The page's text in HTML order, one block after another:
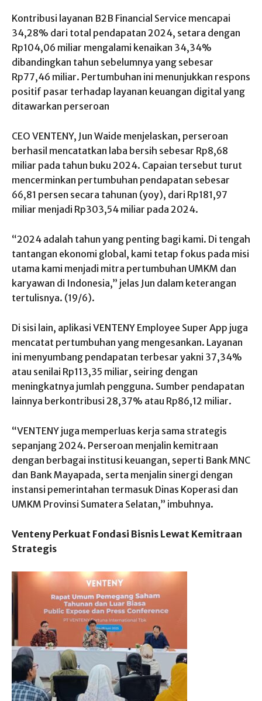
Kontribusi layanan B2B Financial Service mencapai
34,28% dari total pendapatan 2024, setara dengan
Rp104,06 miliar mengalami kenaikan 34,34%
dibandingkan tahun sebelumnya yang sebesar
Rp77,46 miliar. Pertumbuhan ini menunjukkan respons
positif pasar terhadap layanan keuangan digital yang
ditawarkan perseroan
CEO VENTENY, Jun Waide menjelaskan, perseroan
berhasil mencatatkan laba bersih sebesar Rp8,68
miliar pada tahun buku 2024. Capaian tersebut turut
mencerminkan pertumbuhan pendapatan sebesar
66,81 persen secara tahunan (yoy), dari Rp181,97
miliar menjadi Rp303,54 miliar pada 2024.
“2024 adalah tahun yang penting bagi kami. Di tengah
tantangan ekonomi global, kami tetap fokus pada misi
utama kami menjadi mitra pertumbuhan UMKM dan
karyawan di Indonesia,” jelas Jun dalam keterangan
tertulisnya. (19/6).
Di sisi lain, aplikasi VENTENY Employee Super App juga
mencatat pertumbuhan yang mengesankan. Layanan
ini menyumbang pendapatan terbesar yakni 37,34%
atau senilai Rp113,35 miliar, seiring dengan
meningkatnya jumlah pengguna. Sumber pendapatan
lainnya berkontribusi 28,37% atau Rp86,12 miliar.
“VENTENY juga memperluas kerja sama strategis
sepanjang 2024. Perseroan menjalin kemitraan
dengan berbagai institusi keuangan, seperti Bank MNC
dan Bank Mayapada, serta menjalin sinergi dengan
instansi pemerintahan termasuk Dinas Koperasi dan
UMKM Provinsi Sumatera Selatan,” imbuhnya.
Venteny Perkuat Fondasi Bisnis Lewat Kemitraan
Strategis